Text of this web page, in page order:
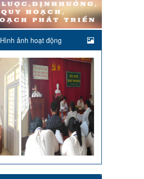
Hình ảnh hoạt động